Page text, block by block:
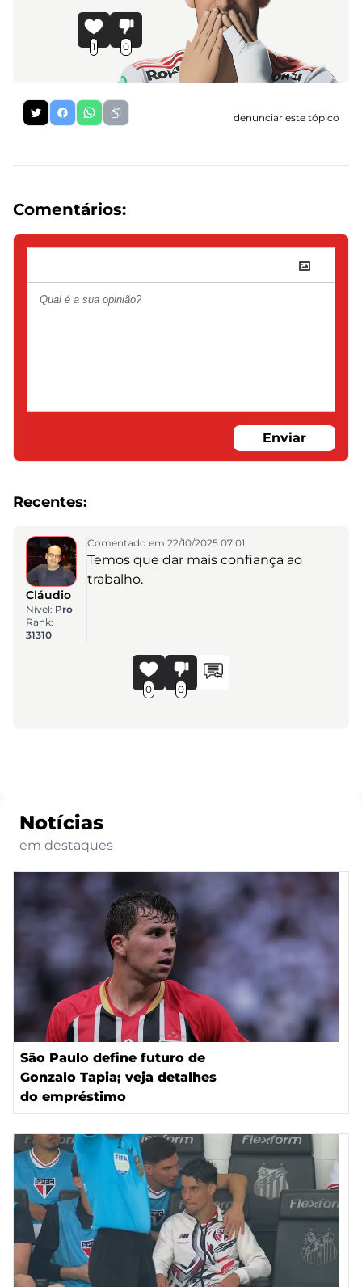
1 0
denunciar este tópico
Comentários:
Enviar
Recentes:
Cláudio
Nível: Pro
Rank:
31310
Comentado em 22/10/2025 07:01
Temos que dar mais confiança ao
trabalho.
0 0
Notícias
em destaques
São Paulo define futuro de
Gonzalo Tapia; veja detalhes
do empréstimo